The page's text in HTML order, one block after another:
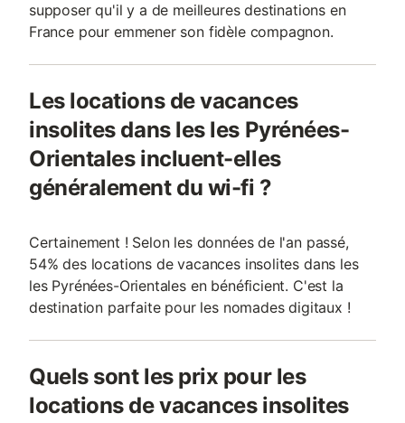
supposer qu'il y a de meilleures destinations en
France pour emmener son fidèle compagnon.
Les locations de vacances
insolites dans les les Pyrénées-
Orientales incluent-elles
généralement du wi-fi ?
Certainement ! Selon les données de l'an passé,
54% des locations de vacances insolites dans les
les Pyrénées-Orientales en bénéficient. C'est la
destination parfaite pour les nomades digitaux !
Quels sont les prix pour les
locations de vacances insolites